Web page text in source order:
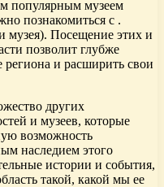
популярным музеем
познакомиться с .
музея). Посещение этих и
позволит глубже
региона и расширить свои
других
и музеев, которые
возможность
наследием этого
истории и события,
такой, какой мы ее